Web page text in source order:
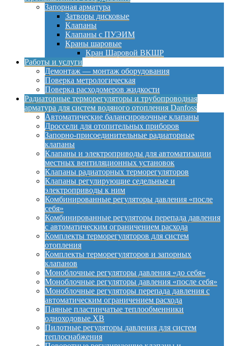
Запорная арматура
Затворы дисковые
Клапаны
Клапаны с ПУЭИМ
Краны шаровые
Кран Шаровой ВКШР
Работы и услуги
Демонтаж — монтаж оборудования
Поверка метрологическая
Поверка расходомеров жидкости
Радиаторные терморегуляторы и трубопроводная
арматура для систем водяного отопления Danfoss
Автоматические балансировочные клапаны
Дроссели для отопительных приборов
Запорно-присоединительные радиаторные
клапаны
Клапаны и электроприводы для автоматизации
местных вентиляционных установок
Клапаны радиаторных терморегуляторов
Клапаны регулирующие седельные и
электроприводы к ним
Комбинированные регуляторы давления «после
себя»
Комбинированные регуляторы перепада давления
с автоматическим ограничением расхода
Комплекты терморегуляторов для систем
отопления
Комплекты терморегуляторов и запорных
клапанов
Моноблочные регуляторы давления «до себя»
Моноблочные регуляторы давления «после себя»
Моноблочные регуляторы перепада давления с
автоматическим ограничением расхода
Паяные пластинчатые теплообменники
одноходовые XB
Пилотные регуляторы давления для систем
теплоснабжения